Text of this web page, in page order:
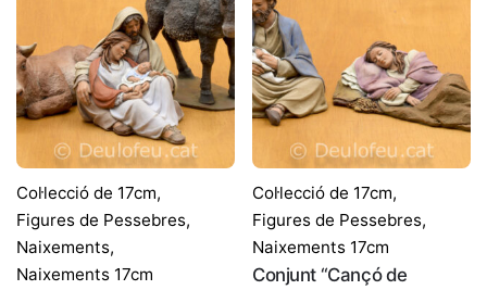
Col·lecció de 17cm,
Figures de Pessebres,
Naixements,
Naixements 17cm
Col·lecció de 17cm,
Figures de Pessebres,
Naixements 17cm
Conjunt “Cançó de